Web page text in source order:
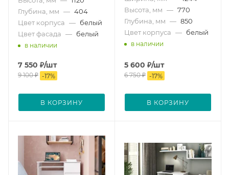
Глубина, мм — 404
Цвет корпуса — белый
Цвет фасада — белый
в наличии
7 550 ₽/шт
9 100₽ -17%
В КОРЗИНУ
Высота, мм — 770
Глубина, мм — 850
Цвет корпуса — белый
в наличии
5 600 ₽/шт
6 750₽ -17%
В КОРЗИНУ